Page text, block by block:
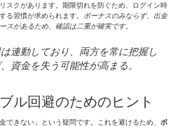
スクがあります。期限切れを防ぐため、ログイン時
る習慣が求められます。 ボーナスのみならず、出金
スがあるため、確認は二重が確実です。
連動しており、両方を常に把握し
資金を失う可能性が高まる。
ル回避のためのヒント
できない」という疑問です。これを避けるため、 ボ